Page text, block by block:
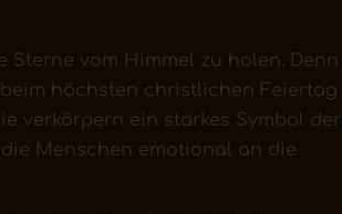
Sterne vom Himmel zu holen. Denn
höchsten christlichen Feiertag
verkörpern ein starkes Symbol der
Menschen emotional an die